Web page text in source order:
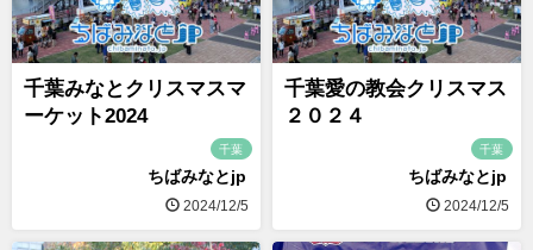
千葉みなとクリスマスマ
ーケット2024
千葉
ちばみなとjp
2024/12/5
千葉愛の教会クリスマス
２０２４
千葉
ちばみなとjp
2024/12/5